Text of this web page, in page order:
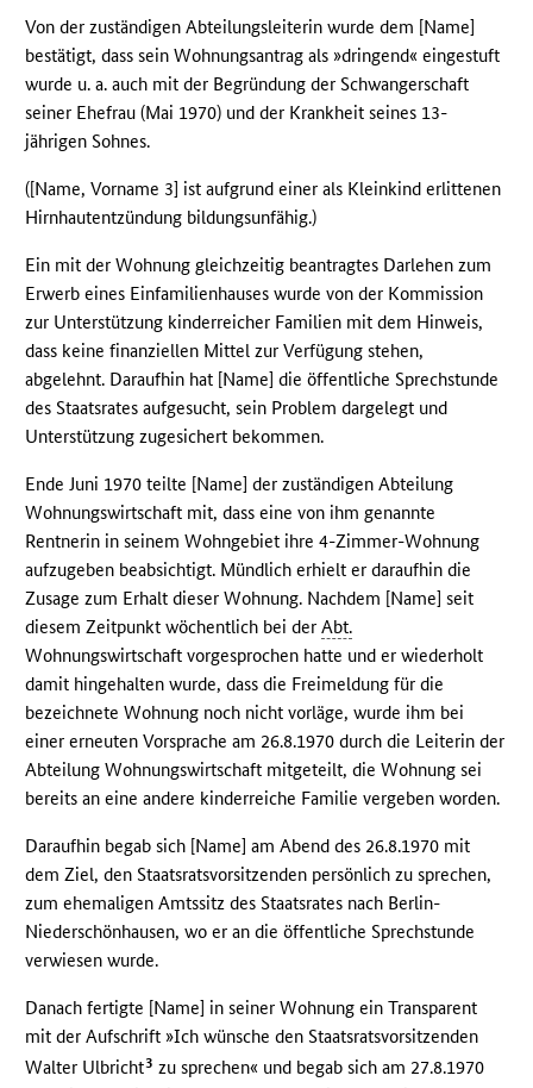
Von der zuständigen Abteilungsleiterin wurde dem [Name]
bestätigt, dass sein Wohnungsantrag als »dringend« eingestuft
wurde u. a. auch mit der Begründung der Schwangerschaft
seiner Ehefrau (Mai 1970) und der Krankheit seines 13-
jährigen Sohnes.
([Name, Vorname 3] ist aufgrund einer als Kleinkind erlittenen
Hirnhautentzündung bildungsunfähig.)
Ein mit der Wohnung gleichzeitig beantragtes Darlehen zum
Erwerb eines Einfamilienhauses wurde von der Kommission
zur Unterstützung kinderreicher Familien mit dem Hinweis,
dass keine finanziellen Mittel zur Verfügung stehen,
abgelehnt. Daraufhin hat [Name] die öffentliche Sprechstunde
des Staatsrates aufgesucht, sein Problem dargelegt und
Unterstützung zugesichert bekommen.
Ende Juni 1970 teilte [Name] der zuständigen Abteilung
Wohnungswirtschaft mit, dass eine von ihm genannte
Rentnerin in seinem Wohngebiet ihre 4-Zimmer-Wohnung
aufzugeben beabsichtigt. Mündlich erhielt er daraufhin die
Zusage zum Erhalt dieser Wohnung. Nachdem [Name] seit
diesem Zeitpunkt wöchentlich bei derAbt.
Wohnungswirtschaft vorgesprochen hatte und er wiederholt
damit hingehalten wurde, dass die Freimeldung für die
bezeichnete Wohnung noch nicht vorläge, wurde ihm bei
einer erneuten Vorsprache am 26.8.1970 durch die Leiterin der
Abteilung Wohnungswirtschaft mitgeteilt, die Wohnung sei
bereits an eine andere kinderreiche Familie vergeben worden.
Daraufhin begab sich [Name] am Abend des 26.8.1970 mit
dem Ziel, den Staatsratsvorsitzenden persönlich zu sprechen,
zum ehemaligen Amtssitz des Staatsrates nach Berlin-
Niederschönhausen, wo er an die öffentliche Sprechstunde
verwiesen wurde.
Danach fertigte [Name] in seiner Wohnung ein Transparent
mit der Aufschrift »Ich wünsche den Staatsratsvorsitzenden
Walter Ulbricht3 zu sprechen« und begab sich am 27.8.1970